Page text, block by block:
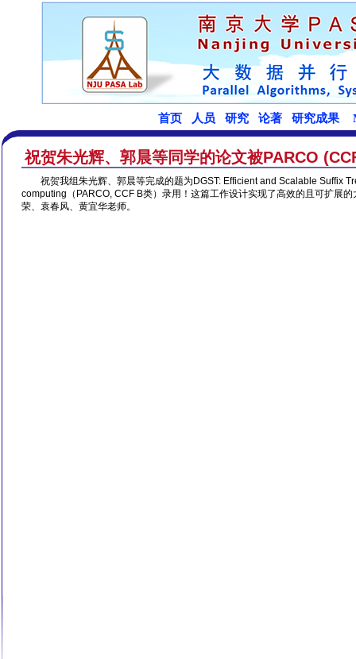
祝贺朱光辉、郭晨等同学的论文被PARCO
祝贺我组朱光辉、郭晨等完成的题为DGST: Efficient and Scalable Suffix
computing（PARCO, CCF B类）录用！这篇工作设计实现了高效的且可扩展
荣、袁春风、黄宜华老师。